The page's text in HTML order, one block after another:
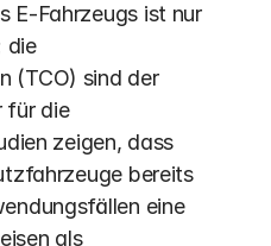
E-Fahrzeugs ist nur
die
(TCO) sind der
für die
zeigen, dass
bereits
eine
als